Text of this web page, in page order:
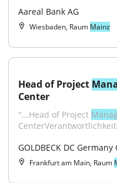
Aareal Bank AG
Wiesbaden, Raum Mainz
Head of Project
Center
"...Head of Project
GOLDBECK DC Germany
Frankfurt am Main, Raum